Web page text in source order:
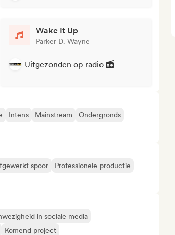
Wake It Up
Parker D. Wayne
Uitgezonden op radio
Intens Mainstream
Ondergronds
spoor
Professionele productie
in sociale media
Komend project